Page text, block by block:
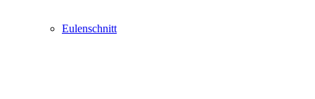
Eulenschnitt